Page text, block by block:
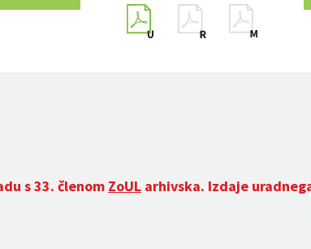
s 33. členom ZoUL arhivska. Izdaje